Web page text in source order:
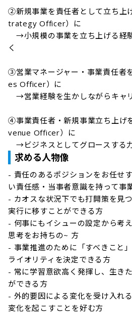
②新規事業を責任者として立ち上
trategy Officer）に
→小規模の事業を立ち上げる経
く
③営業マネージャー・事業責任者
es Officer）に
→営業経験を生かしながらキャ
④事業責任者・新規事業立ち上げ
venue Officer）に
→ビジネスとしてグロースする
求める人物像
- 責任のあるポジションをお任せ
い責任感・当事者意識を持って事
- カオスな状況下でも打開策を見
実行に移すことができる方
- 何事にもイシューの設定から考
思考をお持ちの~ 方
- 事業推進のために「すべきこと
ライオリティを決定できる方
- 常に学習意欲高く発揮し、生き
ができる方
- 外的要因による変化を受け入れ
変化を起こすことを好む方